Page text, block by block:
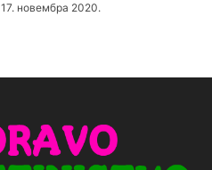
17. новембра 2020.